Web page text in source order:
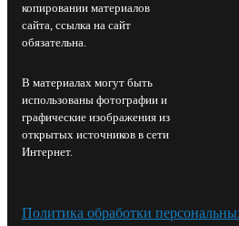
копировании материалов
сайта, ссылка на сайт
обязательна.
В материалах могут быть
использованы фотографии и
графические изображения из
открытых источников в сети
Интернет.
Политика обработки